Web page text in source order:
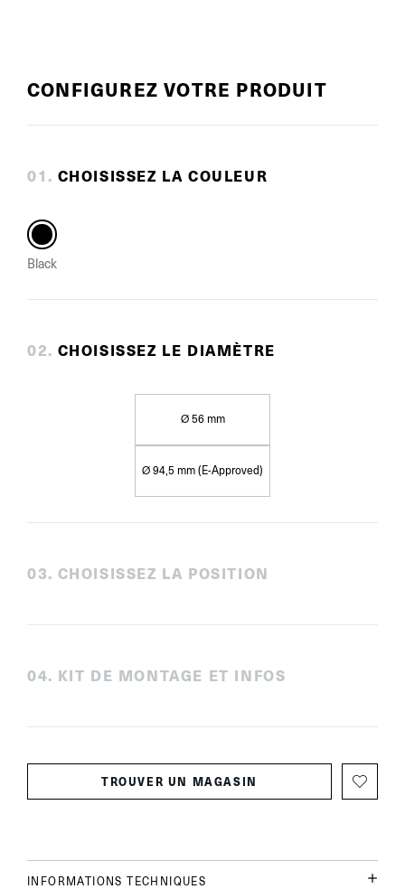
CONFIGUREZ VOTRE PRODUIT
01 . CHOISISSEZ LA COULEUR
Black
02. CHOISISSEZ LE DIAMÈTRE
Ø 56 mm
Ø 94,5 mm (E-Approved)
03. CHOISISSEZ LA POSITION
04. KIT DE MONTAGE ET INFOS
TROUVER UN MAGASIN
INFORMATIONS TECHNIQUES